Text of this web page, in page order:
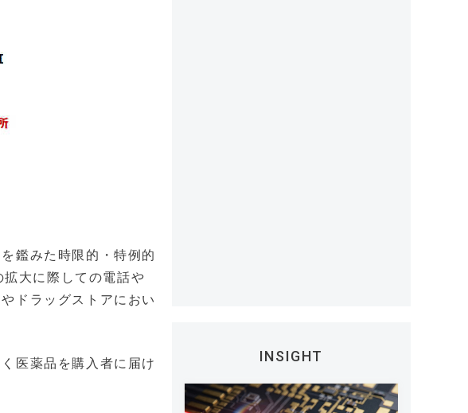
鑑みた時限的・特例的
大に際しての電話や
ドラッグストアにおい
医薬品を購入者に届け
INSIGHT